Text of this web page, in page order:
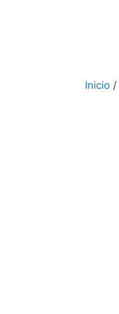
Inicio/